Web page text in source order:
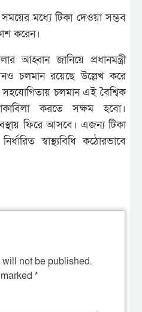
সময়ের মধ্যে টিকা দেওয়া সম্ভব
করেন।
আহ্বান জানিয়ে প্রধানমন্ত্রী
চলমান রয়েছে উল্লেখ করে
চলমান এই বৈশ্বিক
করতে সক্ষম হবো।
ফিরে আসবে। এজন্য টিকা
স্বাস্থ্যবিধি কঠোরভাবে
not be published.
*